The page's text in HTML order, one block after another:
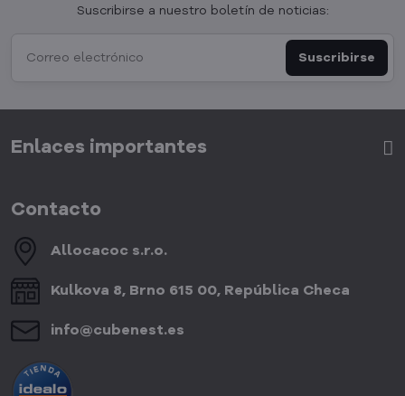
Suscribirse a nuestro boletín de noticias:
Suscribirse
Enlaces importantes
Contacto
Allocacoc s​.r​.o​.
Kulkova 8, Brno 615 00, República Checa
info​@cubenest​.es